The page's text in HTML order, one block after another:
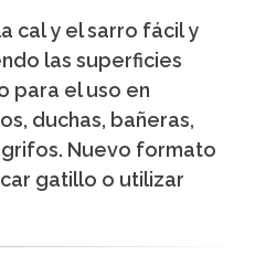
cal y el sarro fácil y
las superficies
para el uso en
duchas, bañeras,
Nuevo formato
gatillo o utilizar